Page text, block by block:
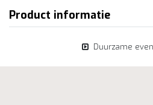
Product informatie
Duurzame